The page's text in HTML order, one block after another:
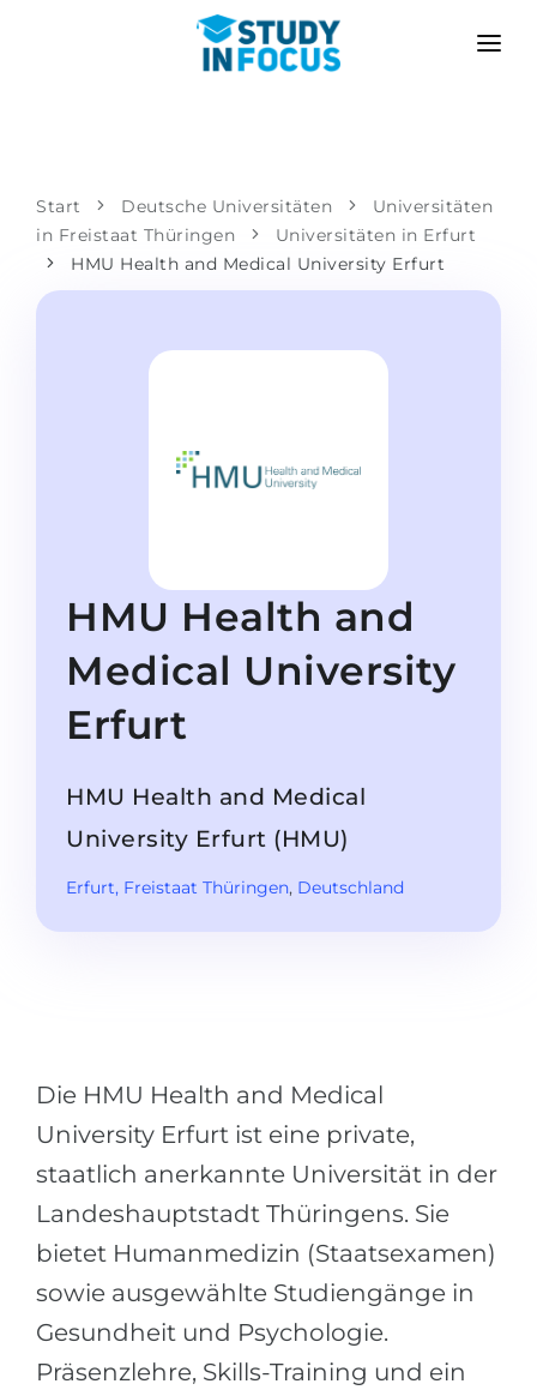
Bachelor & Master
STUDIENKOLLEG
Studienkolleg-Kurse
Freshman / Foundation
Städte
BERUFE
Berufe
Studienfächer
Beispiel-Stellenangebote
BERUFSORIENTIERUNG
SZENARIEN
Nach der Schule bewerben
Hochschulwechsel
Zweitstudium
Mit Zulassungsgarantie
Master
Zweitstudium
BEWERBEN NACH …
12-jähriger Schule (NIS)
IB Diploma
Medizin
Ingenieurwesen
Physik
Management
Anderes Fach
BEWERBEN AUS …
METHODIK
Start Deutsche Universitäten
Universitäten
in Freistaat Thüringen
Universitäten in Erfurt
HMU Health and Medical University Erfurt
HMU Health and
Medical University
Erfurt
HMU Health and Medical
University Erfurt (HMU)
Erfurt, Freistaat Thüringen, Deutschland
Die HMU Health and Medical
University Erfurt ist eine private,
staatlich anerkannte Universität in der
Landeshauptstadt Thüringens. Sie
bietet Humanmedizin (Staatsexamen)
sowie ausgewählte Studiengänge in
Gesundheit und Psychologie.
Präsenzlehre, Skills-Training und ein